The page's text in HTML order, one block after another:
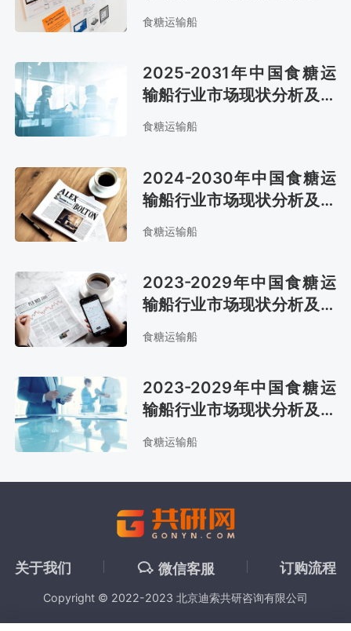
食糖运输船
2025-2031年中国食糖运
输船行业市场现状分析及市
场前景评估报告
食糖运输船
2024-2030年中国食糖运
输船行业市场现状分析及市
场趋势预测报告
食糖运输船
2023-2029年中国食糖运
输船行业市场现状分析及发
展战略咨询报告
食糖运输船
2023-2029年中国食糖运
输船行业市场现状分析及市
场趋势预测报告
食糖运输船
关于我们 微信客服 订购流程
Copyright © 2022-2023 北京迪索共研咨询有限公司